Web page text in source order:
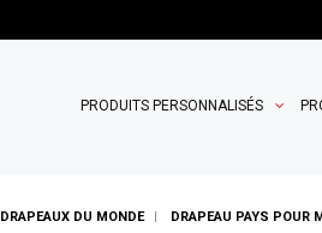
PRODUITS PERSONNALISÉS
DRAPEAUX DU MONDE DRAPEAU PAYS POUR